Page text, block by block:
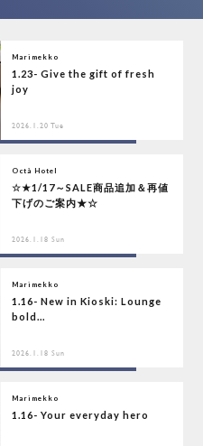
Marimekko
1.23- Give the gift of fresh
joy
2026.1.20 Tue
Octà Hotel
☆★1/17～SALE商品追加＆再値
下げのご案内★☆
2026.1.18 Sun
Marimekko
1.16- New in Kioski: Lounge
bold...
2026.1.18 Sun
Marimekko
1.16- Your everyday hero